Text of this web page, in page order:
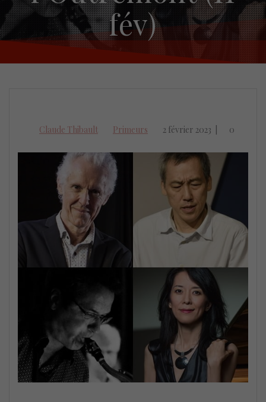
fév)
Claude Thibault Primeurs 2 février 2023 0